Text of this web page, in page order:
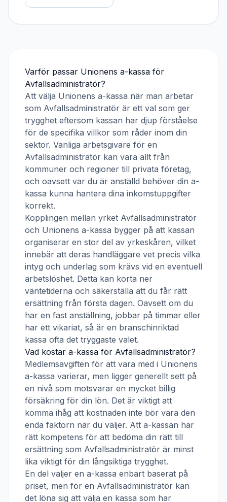
Varför passar Unionens a-kassa för
Avfallsadministratör?
Att välja Unionens a-kassa när man arbetar
som Avfallsadministratör är ett val som ger
trygghet eftersom kassan har djup förståelse
för de specifika villkor som råder inom din
sektor. Vanliga arbetsgivare för en
Avfallsadministratör kan vara allt från
kommuner och regioner till privata företag,
och oavsett var du är anställd behöver din a-
kassa kunna hantera dina inkomstuppgifter
korrekt.
Kopplingen mellan yrket Avfallsadministratör
och Unionens a-kassa bygger på att kassan
organiserar en stor del av yrkeskåren, vilket
innebär att deras handläggare vet precis vilka
intyg och underlag som krävs vid en eventuell
arbetslöshet. Detta kan korta ner
väntetiderna och säkerställa att du får rätt
ersättning från första dagen. Oavsett om du
har en fast anställning, jobbar på timmar eller
har ett vikariat, så är en branschinriktad
kassa ofta det tryggaste valet.
Vad kostar a-kassa för Avfallsadministratör?
Medlemsavgiften för att vara med i Unionens
a-kassa varierar, men ligger generellt sett på
en nivå som motsvarar en mycket billig
försäkring för din lön. Det är viktigt att
komma ihåg att kostnaden inte bör vara den
enda faktorn när du väljer. Att a-kassan har
rätt kompetens för att bedöma din rätt till
ersättning som Avfallsadministratör är minst
lika viktigt för din långsiktiga trygghet.
En del väljer en a-kassa enbart baserat på
priset, men för en Avfallsadministratör kan
det löna sig att välja en kassa som har